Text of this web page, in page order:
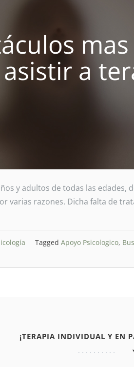
a
y adultos de todas las edades,
varias razones. Dicha falta de
Tagged Apoyo Psicologico,
¡TERAPIA INDIVIDUAL Y EN